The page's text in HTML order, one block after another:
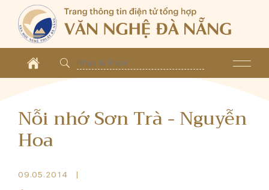
Nỗi nhớ Sơn Trà - Nguyễn
Hoa
09.05.2014